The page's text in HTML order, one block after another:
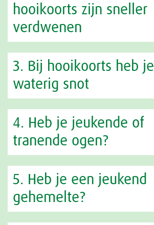
hooikoorts zijn sneller
verdwenen
3. Bij hooikoorts heb je
waterig snot
4. Heb je jeukende of
tranende ogen?
5. Heb je een jeukend
gehemelte?